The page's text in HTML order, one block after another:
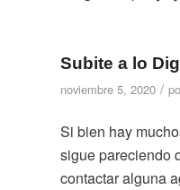
Subite a lo
noviembre 5, 2020 /
Si bien hay
sigue pareciendo
contactar alguna